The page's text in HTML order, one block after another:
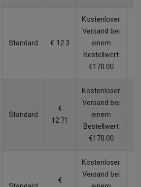
Standard € 12.3
Kostenloser
Versand bei
einem
Bestellwert
€170.00
Standard
€
12.71
Kostenloser
Versand bei
einem
Bestellwert
€170.00
€
Kostenloser
Versand bei